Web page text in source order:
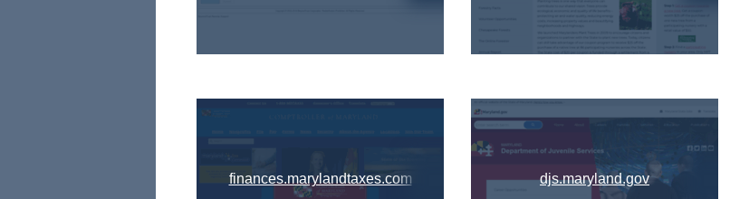
finances.marylandtaxes.com djs.maryland.gov